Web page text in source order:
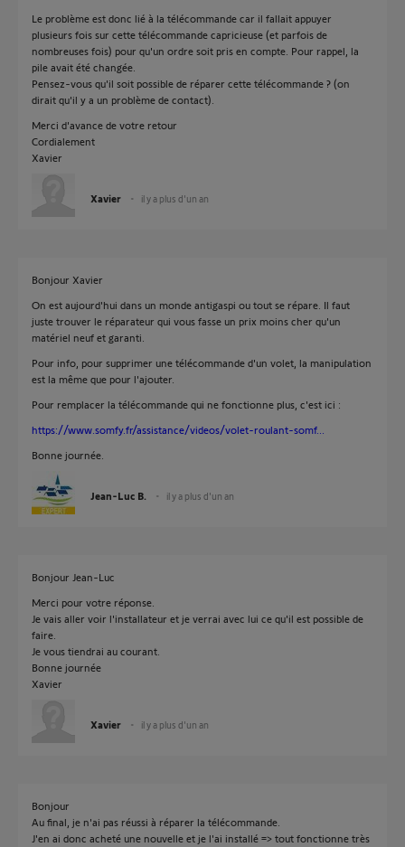
Le problème est donc lié à la télécommande car il fallait appuyer
plusieurs fois sur cette télécommande capricieuse (et parfois de
nombreuses fois) pour qu'un ordre soit pris en compte. Pour rappel, la
pile avait été changée.
Pensez-vous qu'il soit possible de réparer cette télécommande ? (on
dirait qu'il y a un problème de contact).
Merci d'avance de votre retour
Cordialement
Xavier
Xavier il y a plus d'un an
Bonjour Xavier
On est aujourd'hui dans un monde antigaspi ou tout se répare. Il faut
juste trouver le réparateur qui vous fasse un prix moins cher qu'un
matériel neuf et garanti.
Pour info, pour supprimer une télécommande d'un volet, la manipulation
est la même que pour l'ajouter.
Pour remplacer la télécommande qui ne fonctionne plus, c'est ici :
https://www.somfy.fr/assistance/videos/volet-roulant-somf...
Bonne journée.
Jean-Luc B. il y a plus d'un an
Bonjour Jean-Luc
Merci pour votre réponse.
Je vais aller voir l'installateur et je verrai avec lui ce qu'il est possible de
faire.
Je vous tiendrai au courant.
Bonne journée
Xavier
Xavier il y a plus d'un an
Bonjour
Au final, je n'ai pas réussi à réparer la télécommande.
J'en ai donc acheté une nouvelle et je l'ai installé => tout fonctionne très